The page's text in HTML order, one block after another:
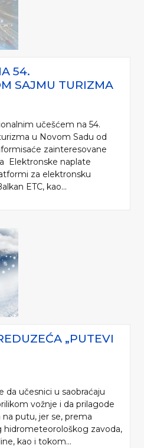
54.
SAJMU TURIZMA
učešćem na 54.
u Novom Sadu od
zainteresovane
Elektronske naplate
za elektronsku
ETC, kao...
„PUTEVI
da učesnici u saobraćaju
vožnje i da prilagode
putu, jer se, prema
hidrometeorološkog zavoda,
kao i tokom...